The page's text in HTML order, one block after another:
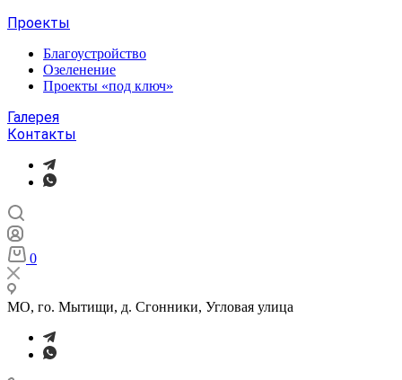
Проекты
Благоустройство
Озеленение
Проекты «под ключ»
Галерея
Контакты
0
МО, го. Мытищи, д. Сгонники, Угловая улица